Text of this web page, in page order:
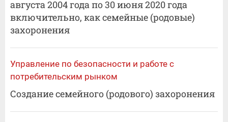
августа 2004 года по 30 июня 2020 года
включительно, как семейные (родовые)
захоронения
Управление по безопасности и работе с
потребительским рынком
Создание семейного (родового) захоронения